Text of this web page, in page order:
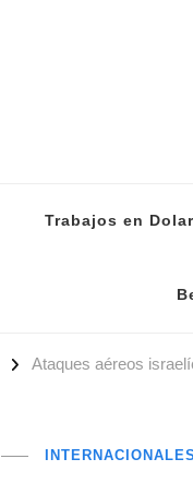
Trabajos en
Ataques aéreos
INTERNACIONALES